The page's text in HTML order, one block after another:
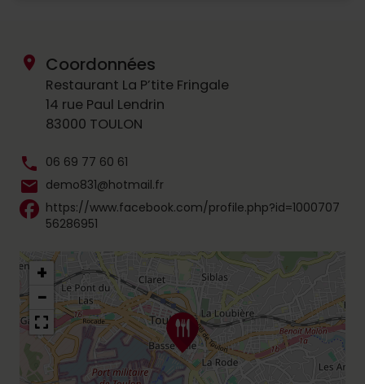
location_on Coordonnées
Restaurant La P’tite Fringale
14 rue Paul Lendrin
83000 TOULON
phone 06 69 77 60 61
mail demo831@hotmail.fr
https://www.facebook.com/profile.php?id=1000707
56286951
+
−